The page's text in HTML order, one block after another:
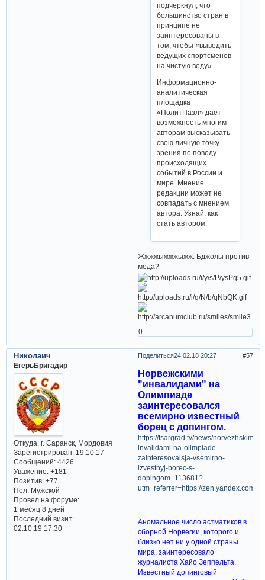
подчеркнул, что
большинство стран в
принципе не
заинтересованы в
том, чтобы «выводить
ведущих спортсменов
на чистую воду».
Информационно-
аналитическая
площадка
«ПолитПазл» дает
возможность многим
авторам высказывать
свою личную точку
зрения по поводу
происходящих
событий в России и
мире. Мнение
редакции может не
совпадать с мнением
автора. Узнай, как
стать автором.
Жжжжыжжжыжж. Бджолы против
мёда?
0
Поделиться 57
24.02.18 20:27
Николаич
ЕгерьБригадир
Откуда:г. Саранск, Мордовия
Зарегистрирован: 19.10.17
Сообщений:4426
Уважение: +181
Позитив: +77
Пол:Мужской
Провел на форуме:
1 месяц 8 дней
Последний визит:
02.10.19 17:30
Норвежскими
"инвалидами" на
Олимпиаде
заинтересовался
всемирно известный
борец с допингом.
https://tsargrad.tv/news/norvezhskimi-
invalidami-na-olimpiade-
zainteresovalsja-vsemirno-
izvestnyj-borec-s-
dopingom_113681?
utm_referrer=https://zen.yandex.com
Аномальное число астматиков в
сборной Норвегии, которого и
близко нет ни у одной страны
мира, заинтересовало
журналиста Хайо Зеппельта.
Известный допинговый